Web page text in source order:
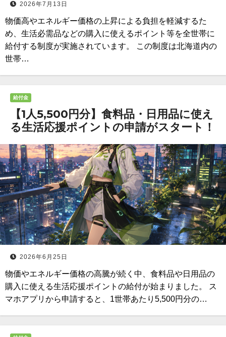
2026年7月13日
物価高やエネルギー価格の上昇による負担を軽減するた
め、生活必需品などの購入に使えるポイント等を全世帯に
給付する制度が実施されています。 この制度は北海道内の
世帯…
給付金
【1人5,500円分】食料品・日用品に使え
る生活応援ポイントの申請がスタート！
2026年6月25日
物価やエネルギー価格の高騰が続く中、食料品や日用品の
購入に使える生活応援ポイントの給付が始まりました。 ス
マホアプリから申請すると、1世帯あたり5,500円分の…